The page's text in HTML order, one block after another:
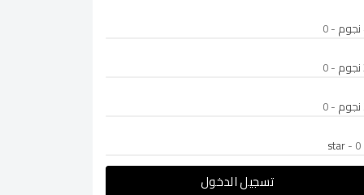
- 0
- 0
- 0
- 0
تسجيل الدخول